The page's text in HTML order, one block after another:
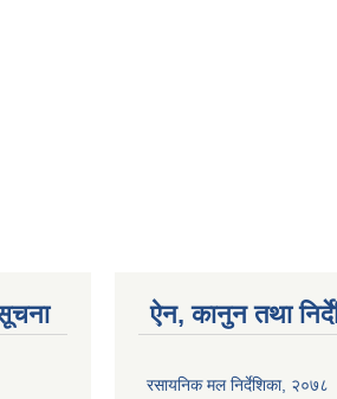
ऐन, कानुन तथा
रसायनिक मल निर्देशिका, २०७८